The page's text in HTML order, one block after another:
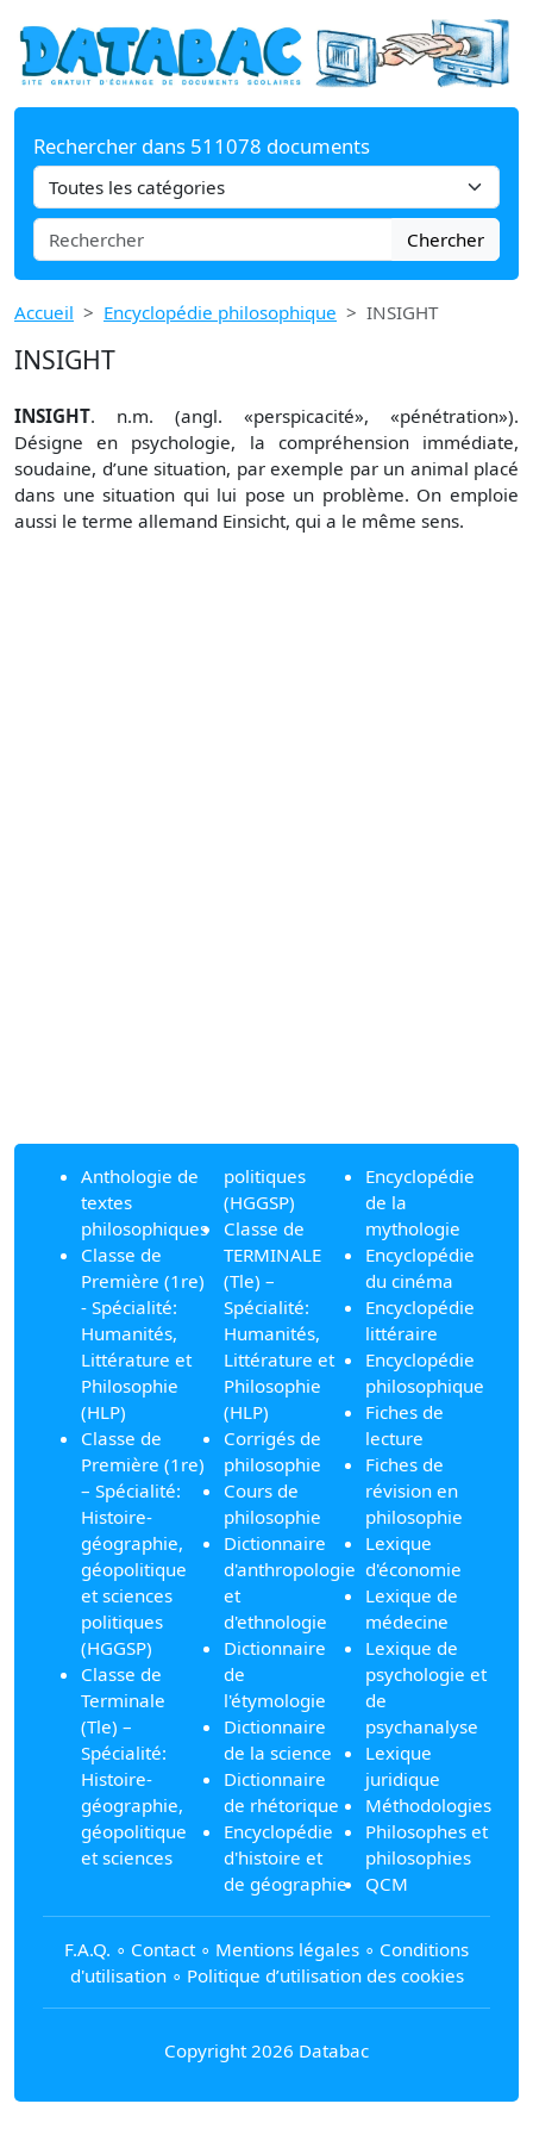
Rechercher dans 511078 documents
Chercher
Accueil Encyclopédie philosophique INSIGHT
INSIGHT
INSIGHT. n.m. (angl. «perspicacité», «pénétration»).
Désigne en psychologie, la compréhension immédiate,
soudaine, d’une situation, par exemple par un animal placé
dans une situation qui lui pose un problème. On emploie
aussi le terme allemand Einsicht, qui a le même sens.
Anthologie de
textes
philosophiques
Classe de
Première (1re)
- Spécialité:
Humanités,
Littérature et
Philosophie
(HLP)
Classe de
Première (1re)
– Spécialité:
Histoire-
géographie,
géopolitique
et sciences
politiques
(HGGSP)
Classe de
Terminale
(Tle) –
Spécialité:
Histoire-
géographie,
géopolitique
et sciences
politiques
(HGGSP)
Classe de
TERMINALE
(Tle) –
Spécialité:
Humanités,
Littérature et
Philosophie
(HLP)
Corrigés de
philosophie
Cours de
philosophie
Dictionnaire
d'anthropologie
et
d'ethnologie
Dictionnaire
de
l'étymologie
Dictionnaire
de la science
Dictionnaire
de rhétorique
Encyclopédie
d'histoire et
de géographie
Encyclopédie
de la
mythologie
Encyclopédie
du cinéma
Encyclopédie
littéraire
Encyclopédie
philosophique
Fiches de
lecture
Fiches de
révision en
philosophie
Lexique
d'économie
Lexique de
médecine
Lexique de
psychologie et
de
psychanalyse
Lexique
juridique
Méthodologies
Philosophes et
philosophies
QCM
F.A.Q. ∘ Contact ∘ Mentions légales ∘ Conditions
d'utilisation∘ Politique d’utilisation des cookies
Copyright 2026 Databac